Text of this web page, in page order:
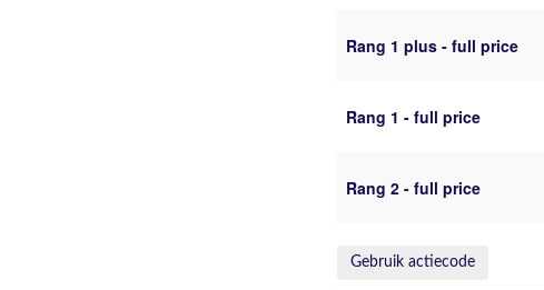
Rang 1 plus - full price
Rang 1 - full price
Rang 2 - full price
Gebruik actiecode